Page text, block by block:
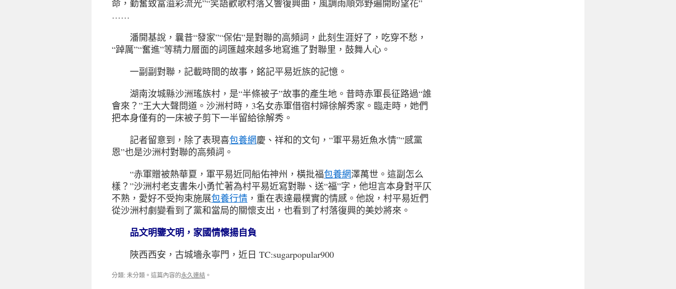
命，勤奮致富溢彩流光”“笑語歡歌村落又響復興曲，風調雨順郊野遍開盼望花”
……
潘開基說，曩昔“發家”“保佑”是對聯的高頻詞，此刻生涯好了，吃穿不愁，
“踔厲”“奮進”等精力層面的詞匯越來越多地寫進了對聯里，鼓舞人心。
一副副對聯，記載時間的故事，銘記平易近族的記憶。
湖南汝城縣沙洲瑤族村，是“半條被子”故事的產生地。昔時赤軍長征路過“誰
會來？”王大大聲問道。沙洲村時，3名女赤軍借宿村婦徐解秀家。臨走時，她們
把本身僅有的一床被子剪下一半留給徐解秀。
記者留意到，除了表現喜包養網慶、祥和的文句，“軍平易近魚水情”“感黨
恩”也是沙洲村對聯的高頻詞。
“赤軍贈被熱華夏，軍平易近同船佑神州，橫批福包養網澤萬世。這副怎么
樣？”沙洲村老支書朱小勇忙著為村平易近寫對聯、送“福”字，他坦言本身對平仄
不熟，愛好不受拘束施展包養行情 ，重在表達最樸實的情感。他說，村平易近們
從沙洲村劇變看到了黨和當局的關懷支出，也看到了村落復興的美妙將來。
品文明鑒文明，家國情懷揚自負
陜西西安，古城墻永寧門，近日 TC:sugarpopular900
分類: 未分類。這篇內容的永久連結 。